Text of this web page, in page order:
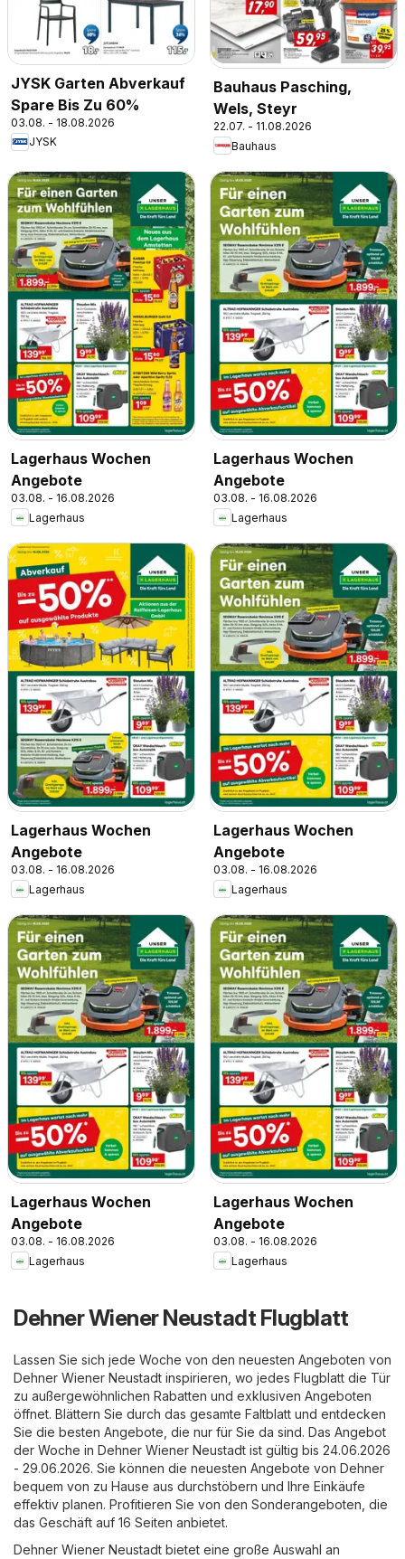
JYSK Garten Abverkauf
Spare Bis Zu 60%
03.08. - 18.08.2026
JYSK
Bauhaus Pasching,
Wels, Steyr
22.07. - 11.08.2026
Bauhaus
Lagerhaus Wochen
Angebote
03.08. - 16.08.2026
Lagerhaus
Lagerhaus Wochen
Angebote
03.08. - 16.08.2026
Lagerhaus
Lagerhaus Wochen
Angebote
03.08. - 16.08.2026
Lagerhaus
Lagerhaus Wochen
Angebote
03.08. - 16.08.2026
Lagerhaus
Lagerhaus Wochen
Angebote
03.08. - 16.08.2026
Lagerhaus
Lagerhaus Wochen
Angebote
03.08. - 16.08.2026
Lagerhaus
Dehner Wiener Neustadt Flugblatt
Lassen Sie sich jede Woche von den neuesten Angeboten von
Dehner Wiener Neustadt inspirieren, wo jedes Flugblatt die Tür
zu außergewöhnlichen Rabatten und exklusiven Angeboten
öffnet. Blättern Sie durch das gesamte Faltblatt und entdecken
Sie die besten Angebote, die nur für Sie da sind. Das Angebot
der Woche in Dehner Wiener Neustadt ist gültig bis 24.06.2026
- 29.06.2026. Sie können die neuesten Angebote von Dehner
bequem von zu Hause aus durchstöbern und Ihre Einkäufe
effektiv planen. Profitieren Sie von den Sonderangeboten, die
das Geschäft auf 16 Seiten anbietet.
Dehner Wiener Neustadt bietet eine große Auswahl an